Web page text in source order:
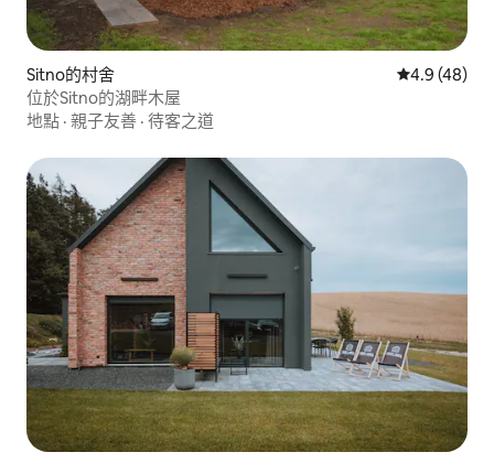
Sitno的村舍 從 48 則評
4.9 (48)
位於Sitno的湖畔木屋
地點 · 親子友善 · 待客之道